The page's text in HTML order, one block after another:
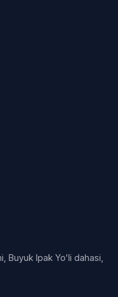
Buyuk Ipak Yoʻli dahasi,